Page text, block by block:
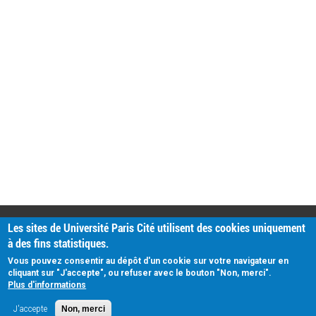
PRATIQUE
Plan d'accès
Intranet
Mentions légales
Données personnelles
Les sites de Université Paris Cité utilisent des cookies uniquement
à des fins statistiques.
Vous pouvez consentir au dépôt d'un cookie sur votre navigateur en
cliquant sur "J'accepte", ou refuser avec le bouton "Non, merci".
Plus d'informations
J'accepte Non, merci